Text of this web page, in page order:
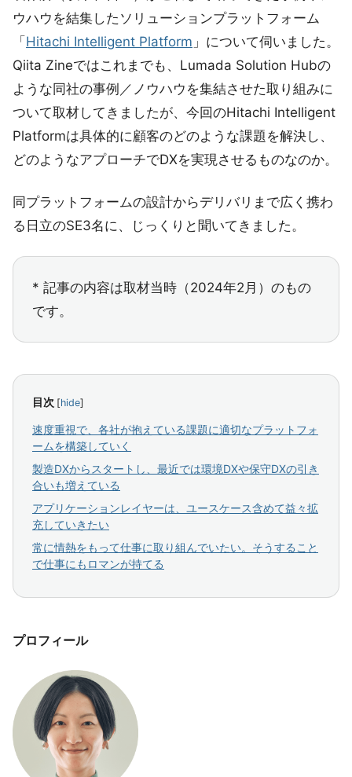
ウハウを結集したソリューションプラットフォーム
「 Hitachi Intelligent Platform 」について伺いました。
Qiita Zineではこれまでも、Lumada Solution Hubの
ような同社の事例／ノウハウを集結させた取り組みに
ついて取材してきましたが、今回のHitachi Intelligent
Platformは具体的に顧客のどのような課題を解決し、
どのようなアプローチでDXを実現させるものなのか。
同プラットフォームの設計からデリバリまで広く携わ
る日立のSE3名に、じっくりと聞いてきました。
* 記事の内容は取材当時（2024年2月）のもの
です。
目次 [hide]
速度重視で、各社が抱えている課題に適切なプラットフォ
ームを構築していく
製造DXからスタートし、最近では環境DXや保守DXの引き
合いも増えている
アプリケーションレイヤーは、ユースケース含めて益々拡
充していきたい
常に情熱をもって仕事に取り組んでいたい。そうすること
で仕事にもロマンが持てる
プロフィール